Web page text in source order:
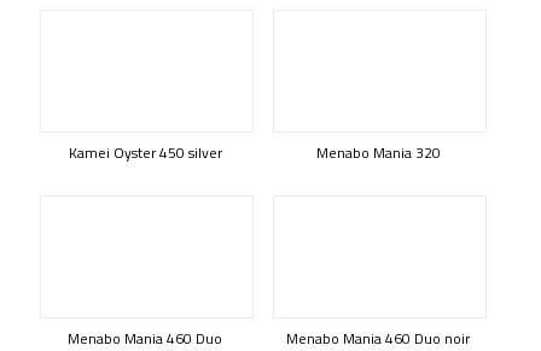
Kamei Oyster 450 silver Menabo Mania 320
Menabo Mania 460 Duo Menabo Mania 460 Duo noir